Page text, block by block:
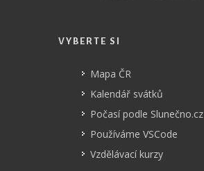
VYBERTE SI
Mapa ČR
Kalendář svátků
Počasí podle Slunečno.cz
Používáme VSCode
Vzdělávací kurzy